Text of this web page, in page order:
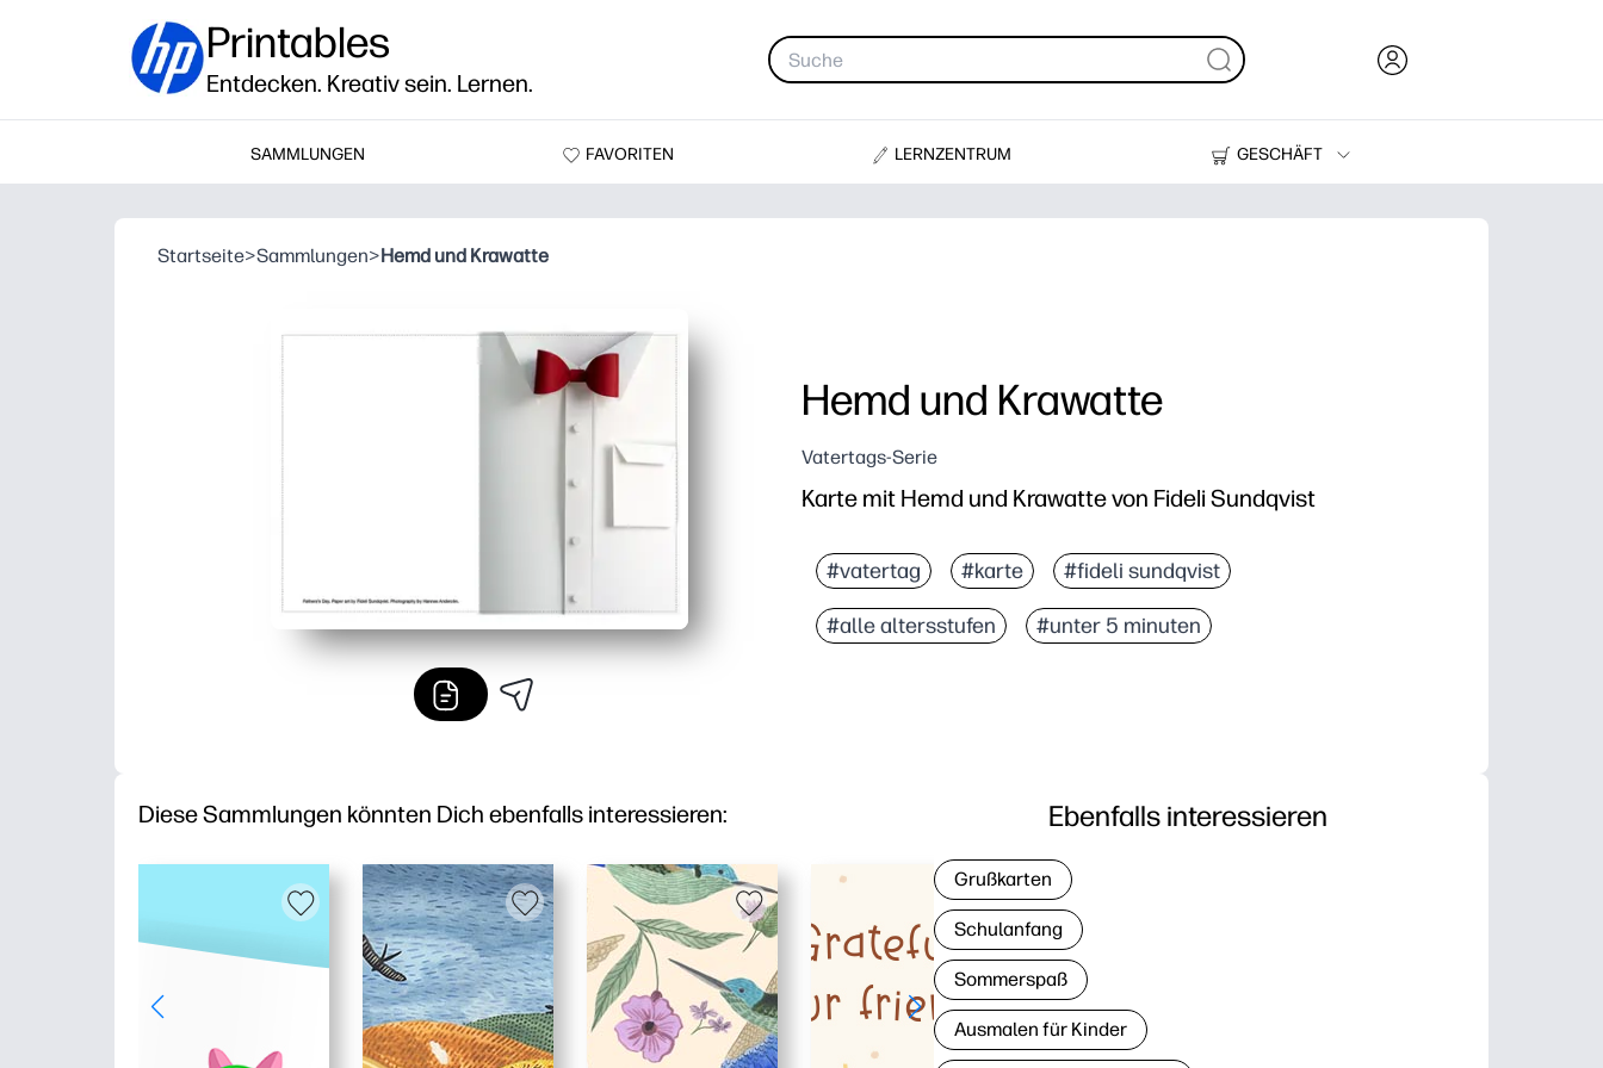
Printables
Entdecken. Kreativ sein. Lernen.
SAMMLUNGEN FAVORITEN LERNZENTRUM
GESCHÄFT
Drucker
Startseite>Sammlungen>Hemd und Krawatte
Hemd und Krawatte
Vatertags-Serie
Karte mit Hemd und Krawatte von Fideli Sundqvist
#vatertag #karte #fideli sundqvist
#alle altersstufen #unter 5 minuten
Diese Sammlungen könnten Dich ebenfalls interessieren: Ebenfalls interessieren
Grußkarten
Schulanfang
Sommerspaß
Ausmalen für Kinder